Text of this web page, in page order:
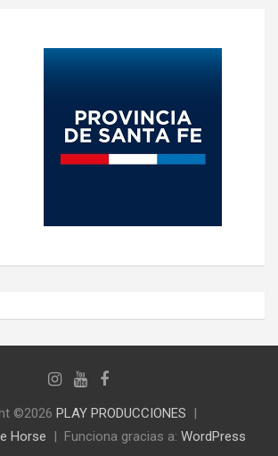
©2026 PLAY PRODUCCIONES
Horse Funciona gracias a: WordPress